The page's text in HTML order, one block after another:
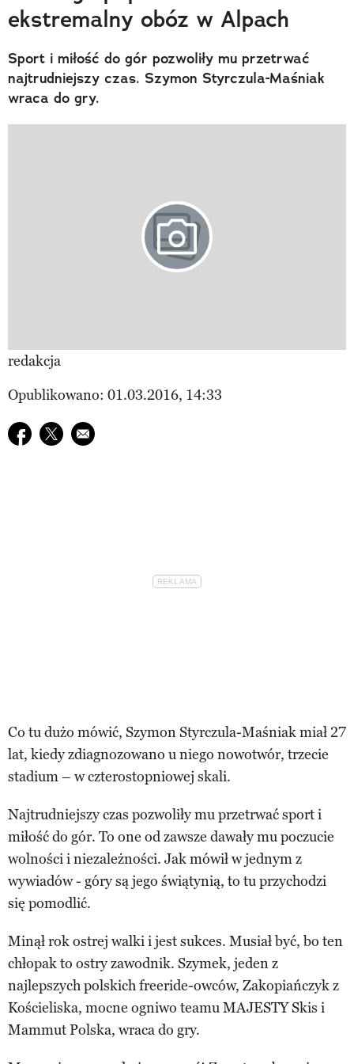
ekstremalny obóz w Alpach
Sport i miłość do gór pozwoliły mu przetrwać
najtrudniejszy czas. Szymon Styrczula-Maśniak
wraca do gry.
redakcja
Opublikowano: 01.03.2016, 14:33
Udostępnij na facebook
Udostępnij na twitter
E-mail do przyjaciela
Co tu dużo mówić, Szymon Styrczula-Maśniak miał 27
lat, kiedy zdiagnozowano u niego nowotwór, trzecie
stadium – w czterostopniowej skali.
Najtrudniejszy czas pozwoliły mu przetrwać sport i
miłość do gór. To one od zawsze dawały mu poczucie
wolności i niezależności. Jak mówił w jednym z
wywiadów - góry są jego świątynią, to tu przychodzi
się pomodlić.
Minął rok ostrej walki i jest sukces. Musiał być, bo ten
chłopak to ostry zawodnik. Szymek, jeden z
najlepszych polskich freeride-owców, Zakopiańczyk z
Kościeliska, mocne ogniwo teamu MAJESTY Skis i
Mammut Polska, wraca do gry.